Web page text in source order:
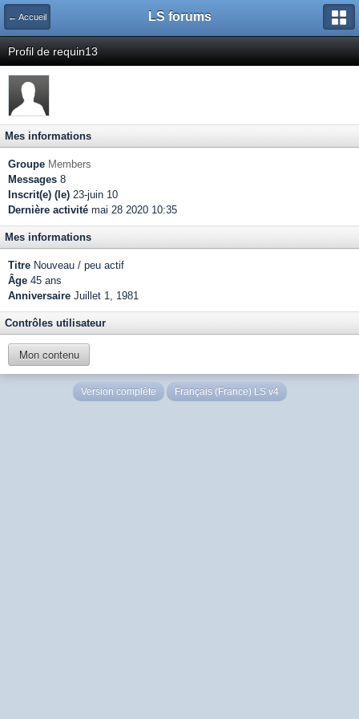
← Accueil LS forums
Profil de requin13
Mes informations
Groupe Members
Messages 8
Inscrit(e) (le) 23-juin 10
Dernière activité mai 28 2020 10:35
Mes informations
Titre Nouveau / peu actif
Âge 45 ans
Anniversaire Juillet 1, 1981
Contrôles utilisateur
Mon contenu
Version complète Français (France) LS v4